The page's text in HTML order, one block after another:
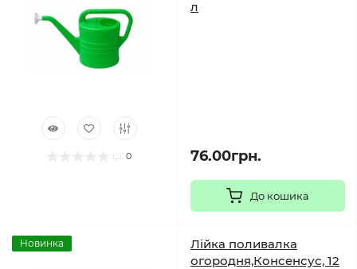
0
л
76.00грн.
До кошика
Новинка
Лійка поливалка
огородня,Консенсус, 12